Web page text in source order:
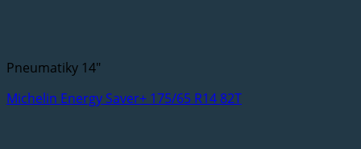
Pneumatiky 14"
Michelin Energy Saver+ 175/65 R14 82T